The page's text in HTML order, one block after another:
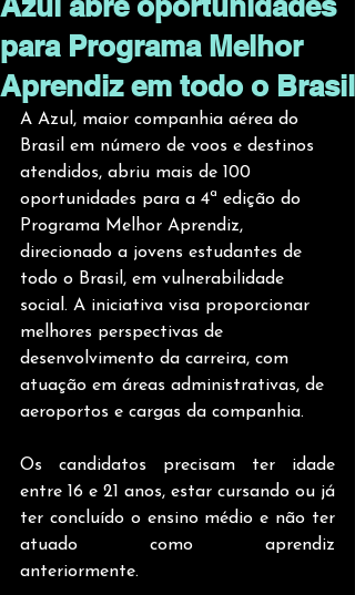
para Programa Melhor
Aprendiz em todo o Brasil
A Azul, maior companhia aérea do
Brasil em número de voos e destinos
atendidos, abriu mais de 100
oportunidades para a 4ª edição do
Programa Melhor Aprendiz,
direcionado a jovens estudantes de
todo o Brasil, em vulnerabilidade
social. A iniciativa visa proporcionar
melhores perspectivas de
desenvolvimento da carreira, com
atuação em áreas administrativas, de
aeroportos e cargas da companhia.
Os candidatos precisam ter idade
entre 16 e 21 anos, estar cursando ou já
ter concluído o ensino médio e não ter
atuado como aprendiz
anteriormente.